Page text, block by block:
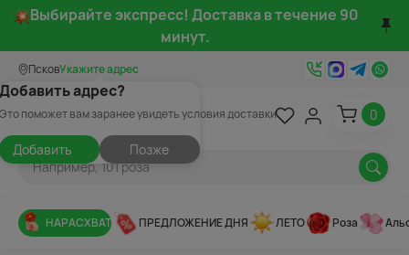
Выбирайте экспресс! Доставка в течение 90
минут.
ПсковУкажите адрес
адрес?
поможет вам заранее увидеть условия доставки
Добавить Позже
0
НАРАСХВАТ ПРЕДЛОЖЕНИЕ ДНЯ ЛЕТО Роза